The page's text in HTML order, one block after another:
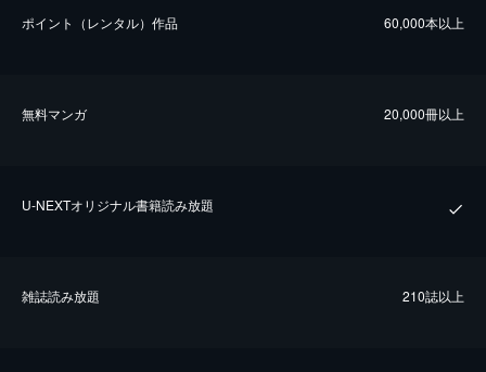
ポイント（レンタル）作品 60,000本以上
無料マンガ 20,000冊以上
U-NEXTオリジナル書籍読み放題
雑誌読み放題 210誌以上